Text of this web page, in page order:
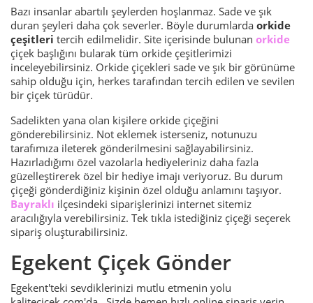
Bazı insanlar abartılı şeylerden hoşlanmaz. Sade ve şık
duran şeyleri daha çok severler. Böyle durumlarda orkide
çeşitleri tercih edilmelidir. Site içerisinde bulunan orkide
çiçek başlığını bularak tüm orkide çeşitlerimizi
inceleyebilirsiniz. Orkide çiçekleri sade ve şık bir görünüme
sahip olduğu için, herkes tarafından tercih edilen ve sevilen
bir çiçek türüdür.
Sadelikten yana olan kişilere orkide çiçeğini
gönderebilirsiniz. Not eklemek isterseniz, notunuzu
tarafımıza ileterek gönderilmesini sağlayabilirsiniz.
Hazırladığımı özel vazolarla hediyeleriniz daha fazla
güzelleştirerek özel bir hediye imajı veriyoruz. Bu durum
çiçeği gönderdiğiniz kişinin özel olduğu anlamını taşıyor.
Bayraklı ilçesindeki siparişlerinizi internet sitemiz
aracılığıyla verebilirsiniz. Tek tıkla istediğiniz çiçeği seçerek
sipariş oluşturabilirsiniz.
Egekent Çiçek Gönder
Egekent'teki sevdiklerinizi mutlu etmenin yolu